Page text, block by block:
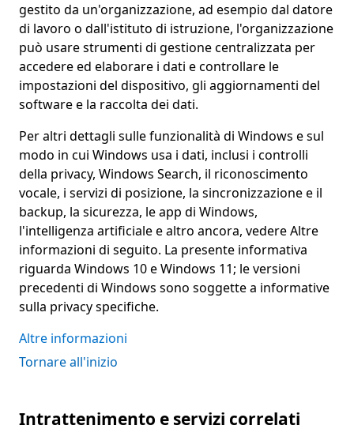
gestito da un'organizzazione, ad esempio dal datore
di lavoro o dall'istituto di istruzione, l'organizzazione
può usare strumenti di gestione centralizzata per
accedere ed elaborare i dati e controllare le
impostazioni del dispositivo, gli aggiornamenti del
software e la raccolta dei dati.
Per altri dettagli sulle funzionalità di Windows e sul
modo in cui Windows usa i dati, inclusi i controlli
della privacy, Windows Search, il riconoscimento
vocale, i servizi di posizione, la sincronizzazione e il
backup, la sicurezza, le app di Windows,
l'intelligenza artificiale e altro ancora, vedere Altre
informazioni di seguito. La presente informativa
riguarda Windows 10 e Windows 11; le versioni
precedenti di Windows sono soggette a informative
sulla privacy specifiche.
Altre informazioni
Tornare all'inizio
Intrattenimento e servizi correlati